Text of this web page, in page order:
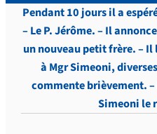
Pendant 10 jours il a
– Le P. Jérôme. – Il
un nouveau petit frère. –
à Mgr Simeoni,
commente brièvement.
Simeoni le